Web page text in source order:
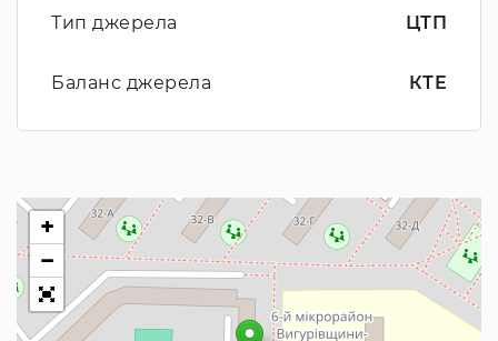
Тип джерела ЦТП
Баланс джерела КТЕ
+
−